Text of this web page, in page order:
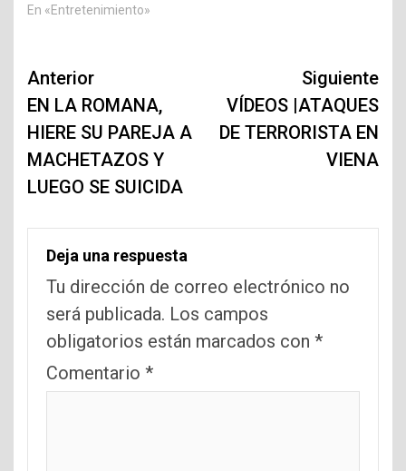
En «Entretenimiento»
Navegación
de
entradas
Anterior
EN LA ROMANA,
HIERE SU PAREJA A
MACHETAZOS Y
LUEGO SE SUICIDA
Siguiente
VÍDEOS |ATAQUES
DE TERRORISTA EN
VIENA
Deja una respuesta
Tu dirección de correo electrónico no
será publicada. Los campos
obligatorios están marcados con *
Comentario *